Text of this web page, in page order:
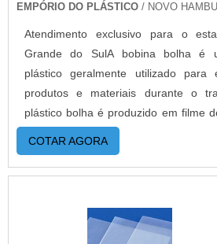
saber mais informações sobre
oferecidos pela empresa, basta
aqui..
EMPÓRIO DO PLÁSTICO / NOVO
Atendimento exclusivo para o
Grande do SulA bobina bolha é
plástico geralmente utilizado para
produtos e materiais durante o
plástico bolha é produzido em filme
de baixa densidade, com bolhas de ar
proporcionando uma excelente
produtos nele embalados.MAIS
plástico bolha é desenvolvida através
do polietileno de baixa densidade. O
COTAR AGORA